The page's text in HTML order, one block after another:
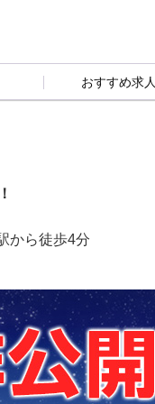
おすすめ求人
から徒歩4分